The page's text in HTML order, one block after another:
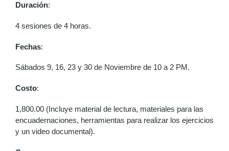
Duración:
4 sesiones de 4 horas.
Fechas:
Sábados 9, 16, 23 y 30 de Noviembre de 10 a 2 PM.
Costo:
1,800.00 (Incluye material de lectura, materiales para las
encuadernaciones, herramientas para realizar los ejercicios
y un video documental).